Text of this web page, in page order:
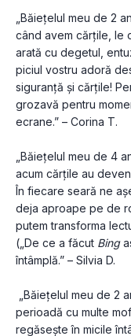
„Băiețelul meu de 2
când avem cărțile, le
arată cu degetul,
piciul vostru adoră
siguranță și cărțile!
grozavă pentru
ecrane.” – Corina T.
„Băiețelul meu de 4
acum cărțile au
În fiecare seară ne
deja aproape pe de
putem transforma
(„De ce a făcut Bing
întâmplă.” – Silvia D.
„Băiețelul meu de 2
perioadă cu multe
regăsește în micile